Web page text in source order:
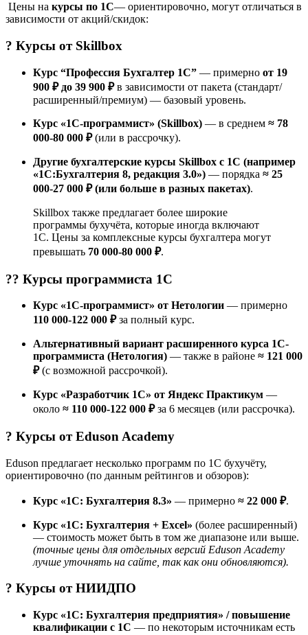
Цены на курсы по 1С— ориентировочно, могут отличаться в
зависимости от акций/скидок:
? Курсы от Skillbox
Курс “Профессия Бухгалтер 1С” — примерно от 19
900 ₽ до 39 900 ₽в зависимости от пакета (стандарт/
расширенный/премиум) — базовый уровень.
Курс «1С-программист» (Skillbox) — в среднем ≈ 78
000-80 000 ₽(или в рассрочку).
Другие бухгалтерские курсы Skillbox с 1С (например
«1С:Бухгалтерия 8, редакция 3.0») — порядка ≈ 25
000-27 000 ₽ (или больше в разных пакетах).
Skillbox также предлагает более широкие
программы бухучёта, которые иногда включают
1С. Цены за комплексные курсы бухгалтера могут
превышать 70 000-80 000 ₽.
?‍? Курсы программиста 1С
Курс «1С-программист» от Нетологии — примерно
110 000-122 000 ₽за полный курс.
Альтернативный вариант расширенного курса 1С-
программиста (Нетология) — также в районе ≈ 121 000
₽(с возможной рассрочкой).
Курс «Разработчик 1C» от Яндекс Практикум —
около ≈ 110 000-122 000 ₽за 6 месяцев (или рассрочка).
? Курсы отEduson Academy
Eduson предлагает несколько программ по 1С бухучёту,
ориентировочно (по данным рейтингов и обзоров):
Курс «1С: Бухгалтерия 8.3» — примерно ≈ 22 000 ₽.
Курс «1С: Бухгалтерия + Excel» (более расширенный)
— стоимость может быть в том же диапазоне или выше.
(точные цены для отдельных версий Eduson Academy
лучше уточнять на сайте, так как они обновляются).
? Курсы отНИИДПО
Курс «1С: Бухгалтерия предприятия» / повышение
квалификации с 1С — по некоторым источникам есть